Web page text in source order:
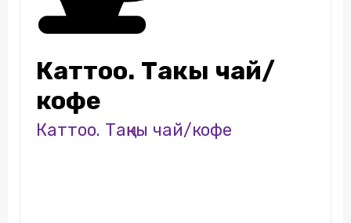
Каттоо. Таңкы чай/
кофе
Каттоо. Таңкы чай/кофе